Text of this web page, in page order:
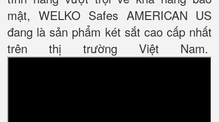
mật, WELKO Safes AMERICAN US
đang là sản phẩm két sắt cao cấp nhất
trên thị trường Việt Nam.